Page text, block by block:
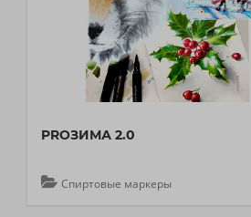
PROЗИМА 2.0
Спиртовые маркеры